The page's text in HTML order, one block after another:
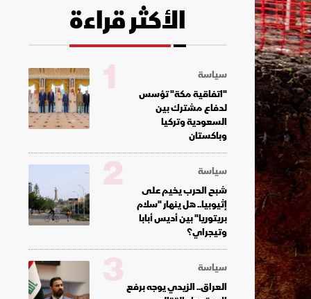
الأكثر قراءة
سياسة
"اتفاقية مكة" تؤسس
لدفاع مشترك بين
السعودية وتركيا
وباكستان
1
سياسة
شبح الحرب يخيم على
إثيوبيا.. هل ينهار "سلام
بريتوريا" بين أديس أبابا
وتيجراي؟
2
سياسة
العراق.. الزيدي يوجه برفع 3